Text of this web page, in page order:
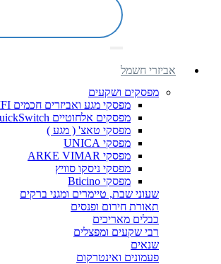
אביזרי חשמל
מפסקים ושקעים
מפסקי מגע ואביזרים חכמים WIFI
מפסקים אלחוטיים QuickSwitch
מפסקי טאצ' ( מגע )
מפסקי UNICA
מפסקי ARKE VIMAR
מפסקי ניסקו סוויץ
מפסקי Bticino
שעוני שבת, טיימרים ומגני ברקים
תאורת חירום ופנסים
כבלים מאריכים
רבי שקעים ומפצלים
שנאים
פעמונים ואינטרקום